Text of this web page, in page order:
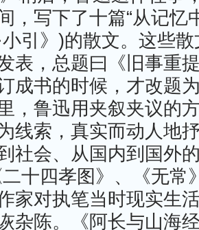
，写下了十篇“从记忆
小引》)的散文。这些
表，总题曰《旧事重
成书的时候，才改题
，鲁迅用夹叙夹议的
线索，真实而动人地
社会、从国内到国外
二十四孝图》、《无常
家对执笔当时现实生
杂陈。《阿长与山海